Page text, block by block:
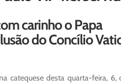
carinho o Papa
do Concílio
catequese desta quarta-feira, 6,